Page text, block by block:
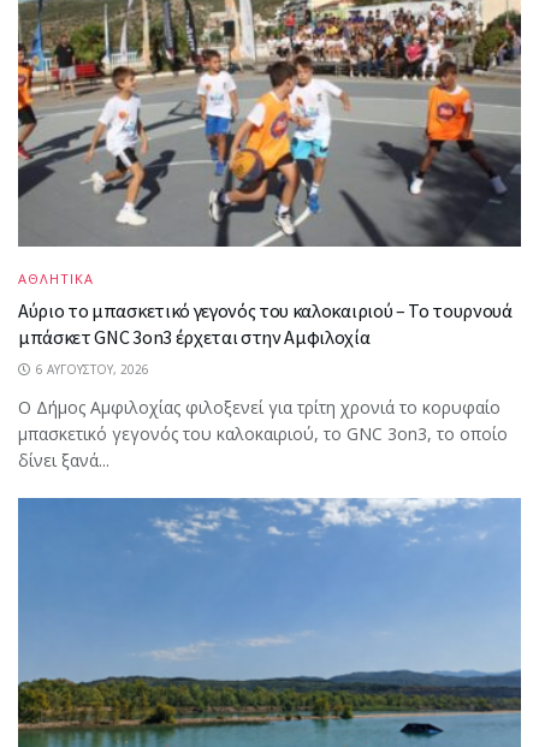
ΑΘΛΗΤΙΚΑ
Αύριο το μπασκετικό γεγονός του καλοκαιριού – Το τουρνουά
μπάσκετ GNC 3on3 έρχεται στην Αμφιλοχία
6 ΑΥΓΟΎΣΤΟΥ, 2026
Ο Δήμος Αμφιλοχίας φιλοξενεί για τρίτη χρονιά το κορυφαίο
μπασκετικό γεγονός του καλοκαιριού, το GNC 3on3, το οποίο
δίνει ξανά...